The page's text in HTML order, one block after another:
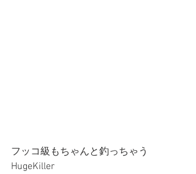
フッコ級もちゃんと釣っちゃう
HugeKiller